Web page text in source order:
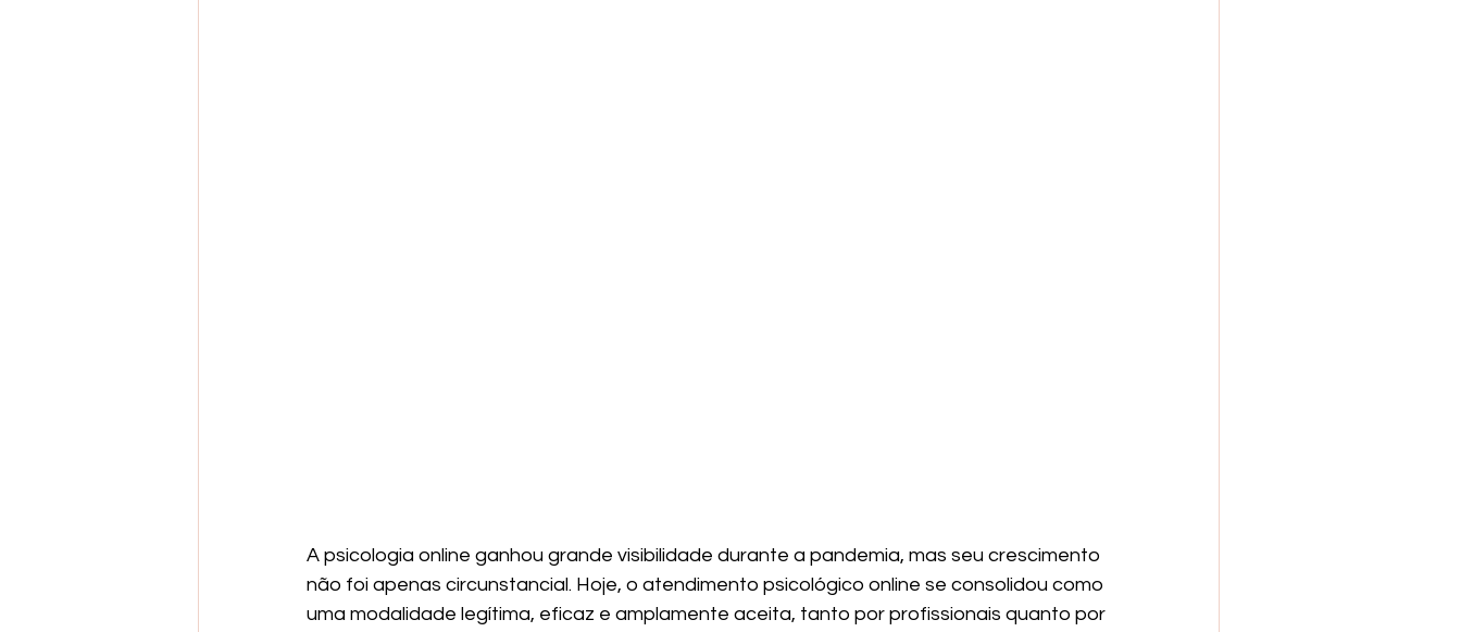
A psicologia online ganhou grande visibilidade durante a pandemia, mas seu crescimento
não foi apenas circunstancial. Hoje, o atendimento psicológico online se consolidou como
uma modalidade legítima, eficaz e amplamente aceita, tanto por profissionais quanto por